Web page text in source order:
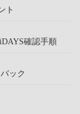
ト
確認手順
ック